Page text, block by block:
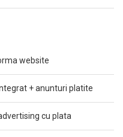
website
+ anunturi platite
cu plata